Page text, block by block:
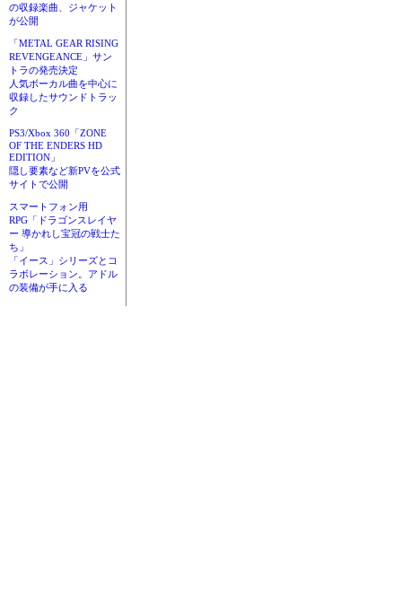
の収録楽曲、ジャケット
が公開
「METAL GEAR RISING
REVENGEANCE」サン
トラの発売決定
人気ボーカル曲を中心に
収録したサウンドトラッ
ク
PS3/Xbox 360「ZONE
OF THE ENDERS HD
EDITION」
隠し要素など新PVを公式
サイトで公開
スマートフォン用
RPG「ドラゴンスレイヤ
ー 導かれし宝冠の戦士た
ち」
「イース」シリーズとコ
ラボレーション。アドル
の装備が手に入る